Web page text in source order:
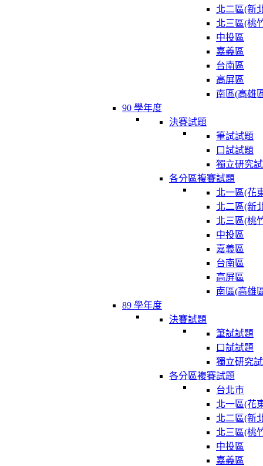
北二區(新
北三區(桃
中投區
嘉義區
台南區
高屏區
南區(高雄
90 學年度
決賽試題
筆試試題
口試試題
獨立研究
各分區複賽試題
北一區(花
北二區(新
北三區(桃
中投區
嘉義區
台南區
高屏區
南區(高雄
89 學年度
決賽試題
筆試試題
口試試題
獨立研究
各分區複賽試題
台北市
北一區(花
北二區(新
北三區(桃
中投區
嘉義區